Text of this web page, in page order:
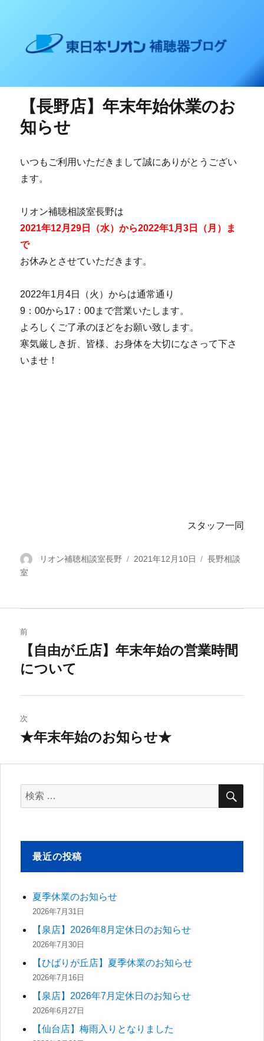
東日本リオン 補聴器ブログ
【長野店】年末年始休業のお
知らせ
いつもご利用いただきまして誠にありがとうござい
ます。
リオン補聴相談室長野は
2021年12月29日（水）から2022年1月3日（月）ま
で
お休みとさせていただきます。
2022年1月4日（火）からは通常通り
9：00から17：00まで営業いたします。
よろしくご了承のほどをお願い致します。
寒気厳しき折、皆様、お身体を大切になさって下さ
いませ！
スタッフ一同
投
リオン補聴相談室長野
投
2021年12月10日
カ
長野相談
室
稿
ナ
ビ
ゲ
ー
ョ
前
去
稿:
【自由が丘店】年末年始の営業時間
について
次
次
稿:
★年末年始のお知らせ★
検
索
象:
最近の投稿
夏季休業のお知らせ
2026年7月31日
【泉店】2026年8月定休日のお知らせ
2026年7月30日
【ひばりが丘店】夏季休業のお知らせ
2026年7月16日
【泉店】2026年7月定休日のお知らせ
2026年6月27日
【仙台店】梅雨入りとなりました